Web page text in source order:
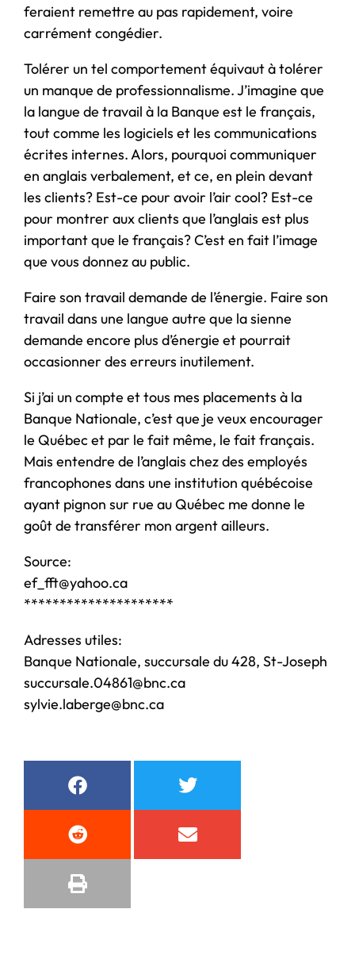
feraient remettre au pas rapidement, voire
carrément congédier.
Tolérer un tel comportement équivaut à tolérer
un manque de professionnalisme. J’imagine que
la langue de travail à la Banque est le français,
tout comme les logiciels et les communications
écrites internes. Alors, pourquoi communiquer
en anglais verbalement, et ce, en plein devant
les clients? Est-ce pour avoir l’air cool? Est-ce
pour montrer aux clients que l’anglais est plus
important que le français? C’est en fait l’image
que vous donnez au public.
Faire son travail demande de l’énergie. Faire son
travail dans une langue autre que la sienne
demande encore plus d’énergie et pourrait
occasionner des erreurs inutilement.
Si j’ai un compte et tous mes placements à la
Banque Nationale, c’est que je veux encourager
le Québec et par le fait même, le fait français.
Mais entendre de l’anglais chez des employés
francophones dans une institution québécoise
ayant pignon sur rue au Québec me donne le
goût de transférer mon argent ailleurs.
Source:
ef_fft@yahoo.ca
*********************
Adresses utiles:
Banque Nationale, succursale du 428, St-Joseph
succursale.04861@bnc.ca
sylvie.laberge@bnc.ca